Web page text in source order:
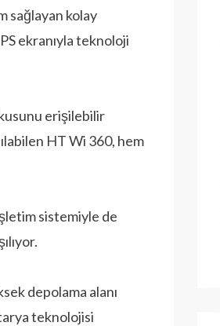
sağlayan kolay
ekranıyla teknoloji
erişilebilir
HT Wi 360, hem
sistemiyle de
depolama alanı
teknolojisi